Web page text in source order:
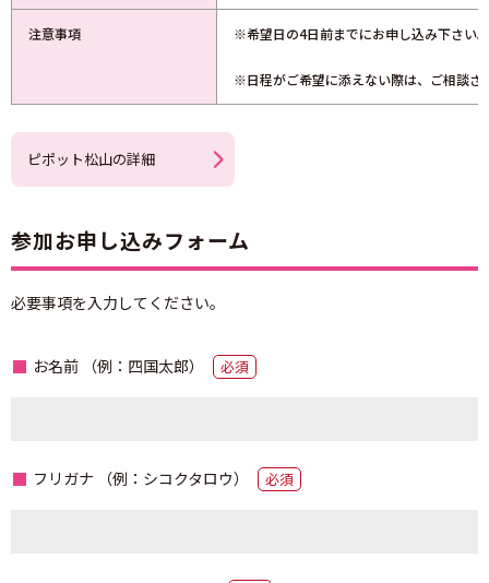
注意事項 ※希望日の4日前までにお申し込み下さい
※日程がご希望に添えない際は、ご相談さ
ピポット松山の詳細
参加お申し込みフォーム
必要事項を入力してください。
お名前 （例：四国太郎） 必須
フリガナ （例：シコクタロウ） 必須